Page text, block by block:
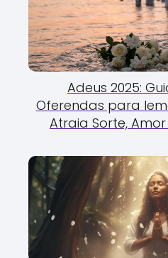
Adeus 2025:
Oferendas para
Atraia Sorte,